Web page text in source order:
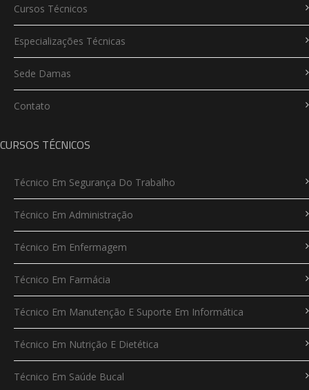
Cursos Técnicos
Especializações Técnicas
Sede Damas
Contato
CURSOS TÉCNICOS
Técnico Em Segurança Do Trabalho
Técnico Em Administração
Técnico Em Enfermagem
Técnico Em Farmácia
Técnico Em Manutenção E Suporte Em Informática
Técnico Em Nutrição E Dietética
Técnico Em Saúde Bucal